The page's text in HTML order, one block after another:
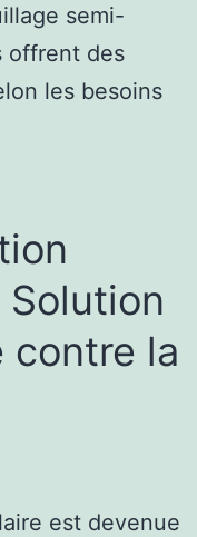
semi-
offrent des
les besoins
Solution
contre la
est devenue